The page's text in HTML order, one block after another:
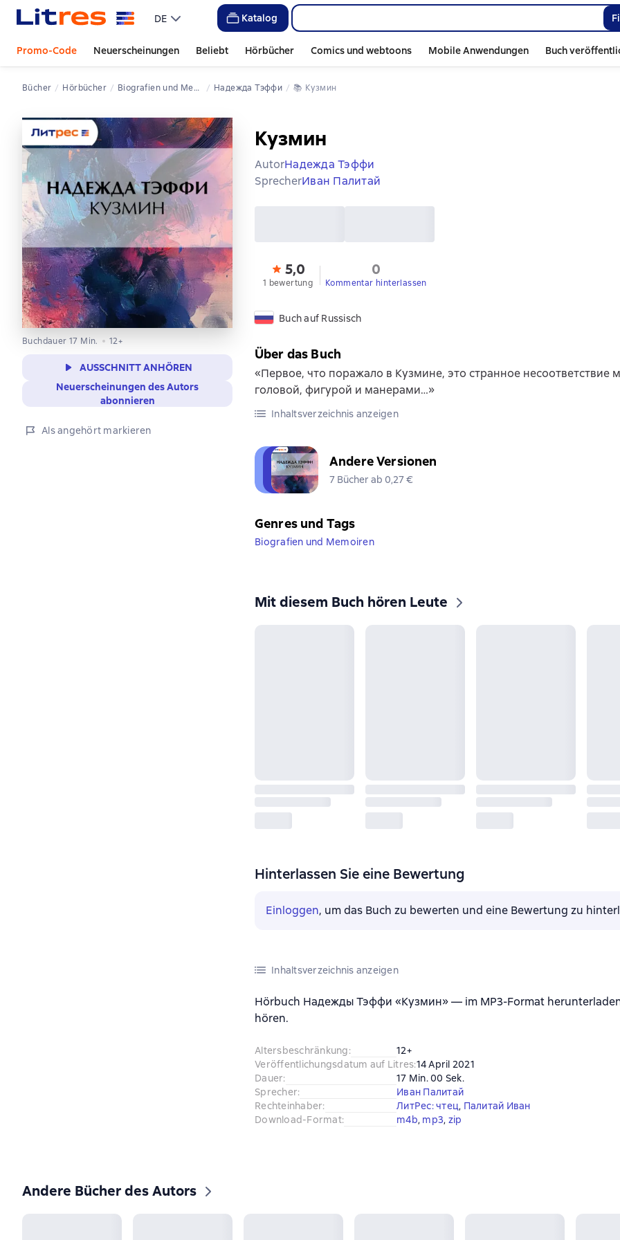
DE Katalog
Promo-Code Neuerscheinungen Beliebt Hörbücher Comics und webtoons Mobile Anwendungen Buch
Bücher Hörbücher Biografien und Memoiren Надежда Тэффи 📚 Кузмин
Buchdauer 17 Min. 12+
AUSSCHNITT ANHÖREN
Neuerscheinungen des Autors
abonnieren
Als angehört markieren
Кузмин
AutorНадежда Тэффи
SprecherИван Палитай
5,0
1 bewertung
0
Kommentar hinterlassen
Buch auf Russisch
Über das Buch
«Первое, что поражало в Кузмине, это странное несоответствие
головой, фигурой и манерами…»
Inhaltsverzeichnis anzeigen
Andere Versionen
7 Bücher ab 0,27 €
Genres und Tags
Biografien und Memoiren
Mit diesem Buch hören Leute
Hinterlassen Sie eine Bewertung
Einloggen, um das Buch zu bewerten und eine Bewertung zu
Inhaltsverzeichnis anzeigen
Hörbuch Надежды Тэффи «Кузмин» — im MP3-Format
hören.
Altersbeschränkung:
12+
Veröffentlichungsdatum auf Litres:14 April 2021
Dauer:
17 Min. 00 Sek.
Sprecher:
Иван Палитай
Rechteinhaber: ЛитРес: чтец, Палитай Иван
Download-Format: m4b, mp3, zip
Andere Bücher des Autors